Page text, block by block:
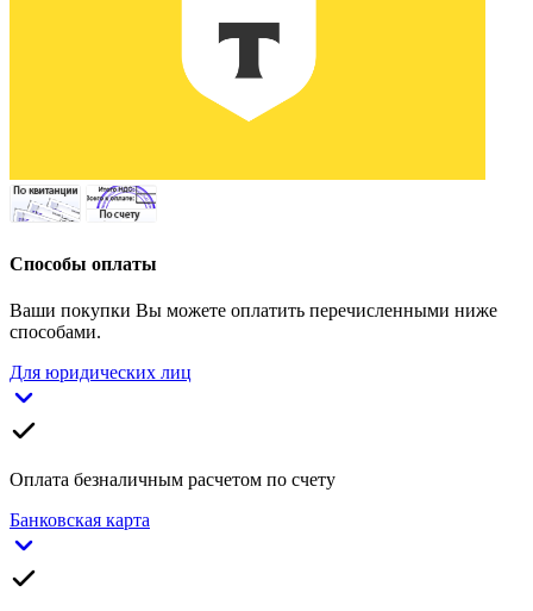
Способы оплаты
Ваши покупки Вы можете оплатить перечисленными ниже
способами.
Для юридических лиц
Оплата безналичным расчетом по счету
Банковская карта